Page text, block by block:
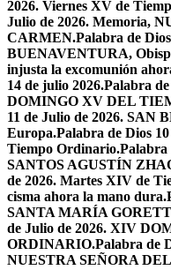
2026. Viernes XV de
Julio de 2026. Memoria,
CARMEN.Palabra de
BUENAVENTURA,
injusta la excomunión
14 de julio 2026.Palabra
DOMINGO XV DEL
11 de Julio de 2026. SAN
Europa.Palabra de Dios
Tiempo Ordinario.Palabra
SANTOS AGUSTÍN
de 2026. Martes XIV de
cisma ahora la mano dura.
SANTA MARÍA
de Julio de 2026. XIV
ORDINARIO.Palabra de
NUESTRA SEÑORA